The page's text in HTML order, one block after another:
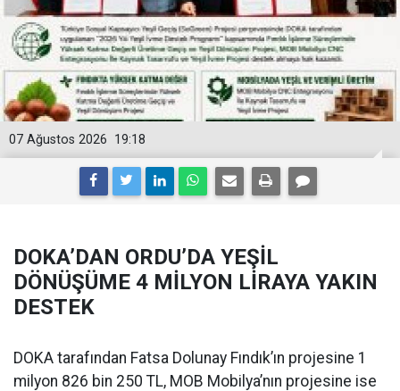
19:18
07 Ağustos 2026
DOKA’DAN ORDU’DA YEŞİL
DÖNÜŞÜME 4 MİLYON LİRAYA YAKIN
DESTEK
DOKA tarafından Fatsa Dolunay Fındık’ın projesine 1
milyon 826 bin 250 TL, MOB Mobilya’nın projesine ise